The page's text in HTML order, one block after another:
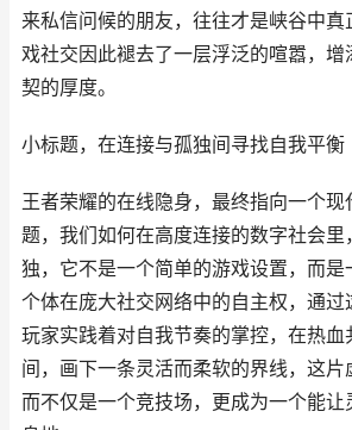
来私信问候的朋友，往往才是峡谷中
戏社交因此褪去了一层浮泛的喧嚣，增
契的厚度。
小标题，在连接与孤独间寻找自我平衡
王者荣耀的在线隐身，最终指向一个现
题，我们如何在高度连接的数字社会里
独，它不是一个简单的游戏设置，而是
个体在庞大社交网络中的自主权，通过
玩家实践着对自我节奏的掌控，在热血
间，画下一条灵活而柔软的界线，这
而不仅是一个竞技场，更成为一个能让